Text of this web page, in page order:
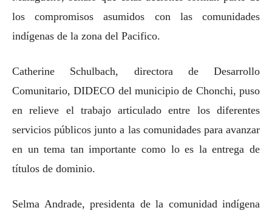
los compromisos asumidos con las comunidades
indígenas de la zona del Pacifico.
Catherine Schulbach, directora de Desarrollo
Comunitario, DIDECO del municipio de Chonchi, puso
en relieve el trabajo articulado entre los diferentes
servicios públicos junto a las comunidades para avanzar
en un tema tan importante como lo es la entrega de
títulos de dominio.
Selma Andrade, presidenta de la comunidad indígena